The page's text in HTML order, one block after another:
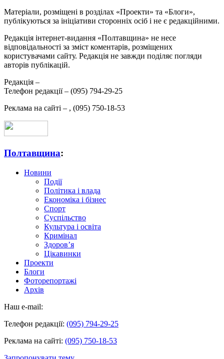
Матеріали, розміщені в розділах «Проекти» та «Блоги»,
публікуються за ініціативи сторонніх осіб і не є редакційними.
Редакція інтернет-видання «Полтавщина» не несе
відповідальності за зміст коментарів, розміщених
користувачами сайту. Редакція не завжди поділяє погляди
авторів публікацій.
Редакція –
Телефон редакції – (095) 794-29-25
Реклама на сайті – , (095) 750-18-53
Полтавщина:
Новини
Події
Політика і влада
Економіка і бізнес
Спорт
Суспільство
Культура і освіта
Кримінал
Здоров’я
Цікавинки
Проекти
Блоги
Фоторепортажі
Архів
Наш e-mail:
Телефон редакції: (095) 794-29-25
Реклама на сайті: (095) 750-18-53